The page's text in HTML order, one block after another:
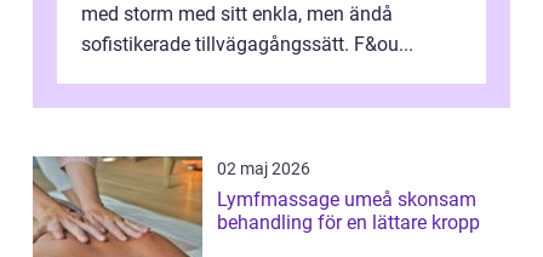
med storm med sitt enkla, men ändå
sofistikerade tillvägagångssätt. F&ou...
02 maj 2026
Lymfmassage umeå skonsam
behandling för en lättare kropp